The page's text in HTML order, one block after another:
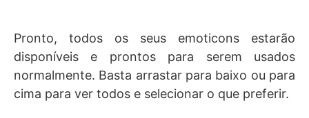
Pronto, todos os seus emoticons estarão
disponíveis e prontos para serem usados
normalmente. Basta arrastar para baixo ou para
cima para ver todos e selecionar o que preferir.